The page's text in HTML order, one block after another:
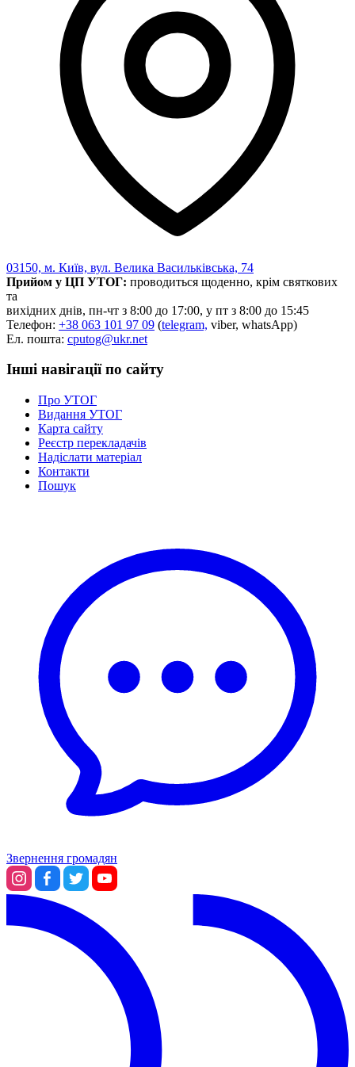
03150, м. Київ, вул. Велика Васильківська, 74
Прийом у ЦП УТОГ: проводиться щоденно, крім святкових
та
вихідних днів, пн-чт з 8:00 до 17:00, у пт з 8:00 до 15:45
Телефон: +38 063 101 97 09 (telegram, viber, whatsApp)
Ел. пошта: cputog@ukr.net
Інші навігації по сайту
Про УТОГ
Видання УТОГ
Карта сайту
Реєстр перекладачів
Надіслати матеріал
Контакти
Пошук
Звернення громадян